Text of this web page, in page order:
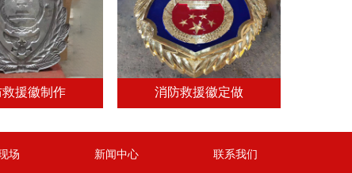
援徽制作 消防救援徽定做
场 新闻中心 联系我们